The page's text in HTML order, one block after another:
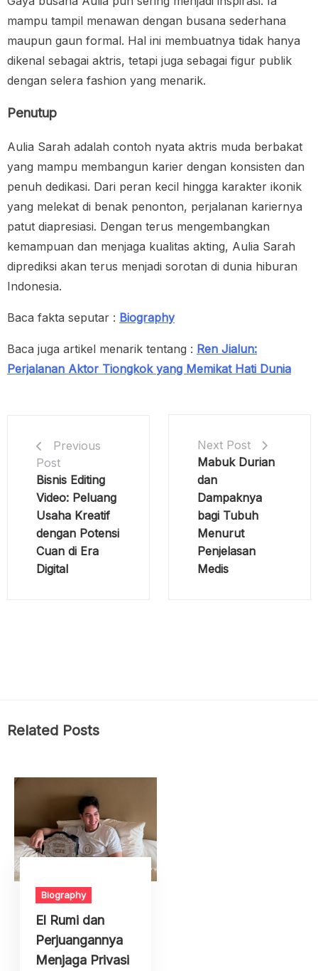
mampu tampil menawan dengan busana sederhana
maupun gaun formal. Hal ini membuatnya tidak hanya
dikenal sebagai aktris, tetapi juga sebagai figur publik
dengan selera fashion yang menarik.
Penutup
Aulia Sarah adalah contoh nyata aktris muda berbakat
yang mampu membangun karier dengan konsisten dan
penuh dedikasi. Dari peran kecil hingga karakter ikonik
yang melekat di benak penonton, perjalanan kariernya
patut diapresiasi. Dengan terus mengembangkan
kemampuan dan menjaga kualitas akting, Aulia Sarah
diprediksi akan terus menjadi sorotan di dunia hiburan
Indonesia.
Baca fakta seputar : Biography
Baca juga artikel menarik tentang : Ren Jialun:
Perjalanan Aktor Tiongkok yang Memikat Hati Dunia
Previous
Post
Bisnis Editing
Video: Peluang
Usaha Kreatif
dengan Potensi
Cuan di Era
Digital
Next Post
Mabuk Durian
dan
Dampaknya
bagi Tubuh
Menurut
Penjelasan
Medis
Related Posts
Biography
El Rumi dan
Perjuangannya
Menjaga Privasi